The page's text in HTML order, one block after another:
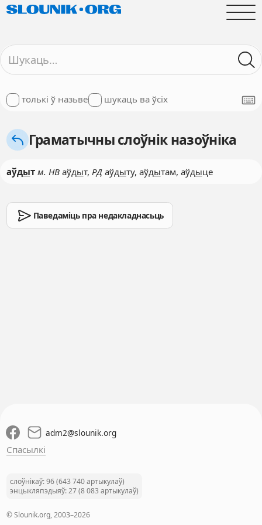
толькі ў назьве шукаць ва ўсіх
Граматычны слоўнік назоўніка
аўдыт м. НВаўдыт, РДаўдыту, аўдытам, аўдыце
Паведаміць пра недакладнасьць
adm2@slounik.org
Спасылкі
слоўнікаў: 96 (643 740 артыкулаў)
энцыкляпэдыяў: 27 (8 083 артыкулаў)
© Slounik.org, 2003–2026